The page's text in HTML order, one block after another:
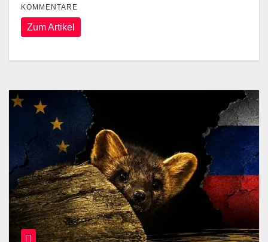
KOMMENTARE
Zum Artikel